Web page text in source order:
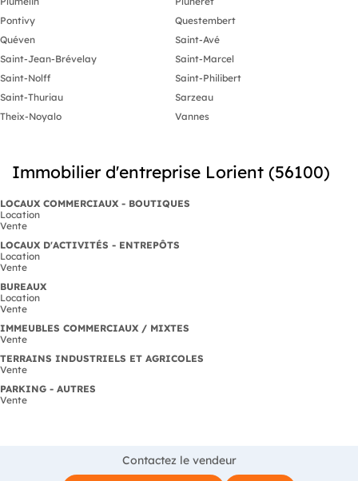
Ille-et-Vilaine, Loire-Atlantique) pour
la vente de tabacs, bars, presses,
brasseries, restaurants, crêperies,
pizzerias, hôtels, entreprises, entrepôts
et murs commerciaux.
Pontivy
Questembert
Quéven
Saint-Avé
Saint-Jean-Brévelay
Saint-Marcel
Saint-Nolff
Saint-Philibert
Saint-Thuriau
Sarzeau
Theix-Noyalo
Vannes
Immobilier d'entreprise Lorient (56100)
LOCAUX COMMERCIAUX - BOUTIQUES
Location
Vente
LOCAUX D'ACTIVITÉS - ENTREPÔTS
Location
Vente
BUREAUX
Location
Vente
IMMEUBLES COMMERCIAUX / MIXTES
Vente
TERRAINS INDUSTRIELS ET AGRICOLES
Vente
PARKING - AUTRES
Vente
Contactez le vendeur